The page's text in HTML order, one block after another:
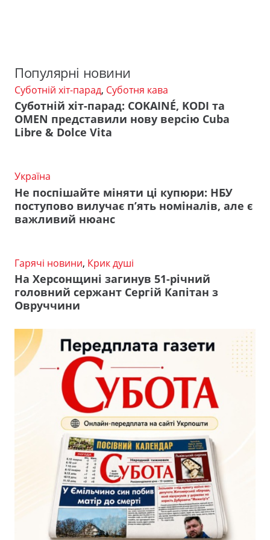
Популярні новини
Суботній хіт-парад, Суботня кава
Суботній хіт-парад: COKAINÉ, KODI та
OMEN представили нову версію Cuba
Libre & Dolce Vita
Україна
Не поспішайте міняти ці купюри: НБУ
поступово вилучає п’ять номіналів, але є
важливий нюанс
Гарячі новини, Крик душі
На Херсонщині загинув 51-річний
головний сержант Сергій Капітан з
Овруччини